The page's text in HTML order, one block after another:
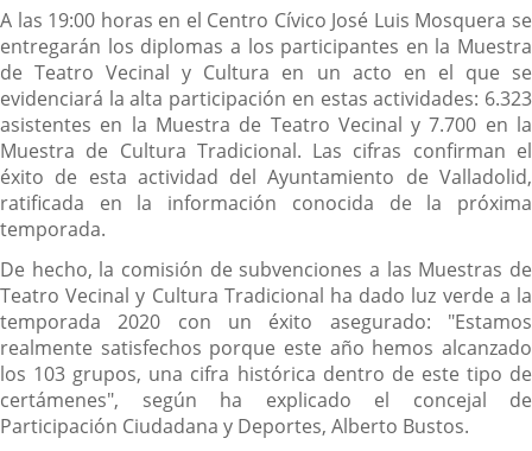
Descripción
A las 19:00 horas en el Centro Cívico José Luis Mosquera se
entregarán los diplomas a los participantes en la Muestra
de Teatro Vecinal y Cultura en un acto en el que se
evidenciará la alta participación en estas actividades: 6.323
asistentes en la Muestra de Teatro Vecinal y 7.700 en la
Muestra de Cultura Tradicional. Las cifras confirman el
éxito de esta actividad del Ayuntamiento de Valladolid,
ratificada en la información conocida de la próxima
temporada.
De hecho, la comisión de subvenciones a las Muestras de
Teatro Vecinal y Cultura Tradicional ha dado luz verde a la
temporada 2020 con un éxito asegurado: "Estamos
realmente satisfechos porque este año hemos alcanzado
los 103 grupos, una cifra histórica dentro de este tipo de
certámenes", según ha explicado el concejal de
Participación Ciudadana y Deportes, Alberto Bustos.